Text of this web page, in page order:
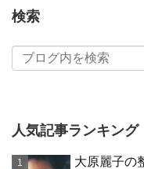
検索
人気記事ランキング
大原麗子の